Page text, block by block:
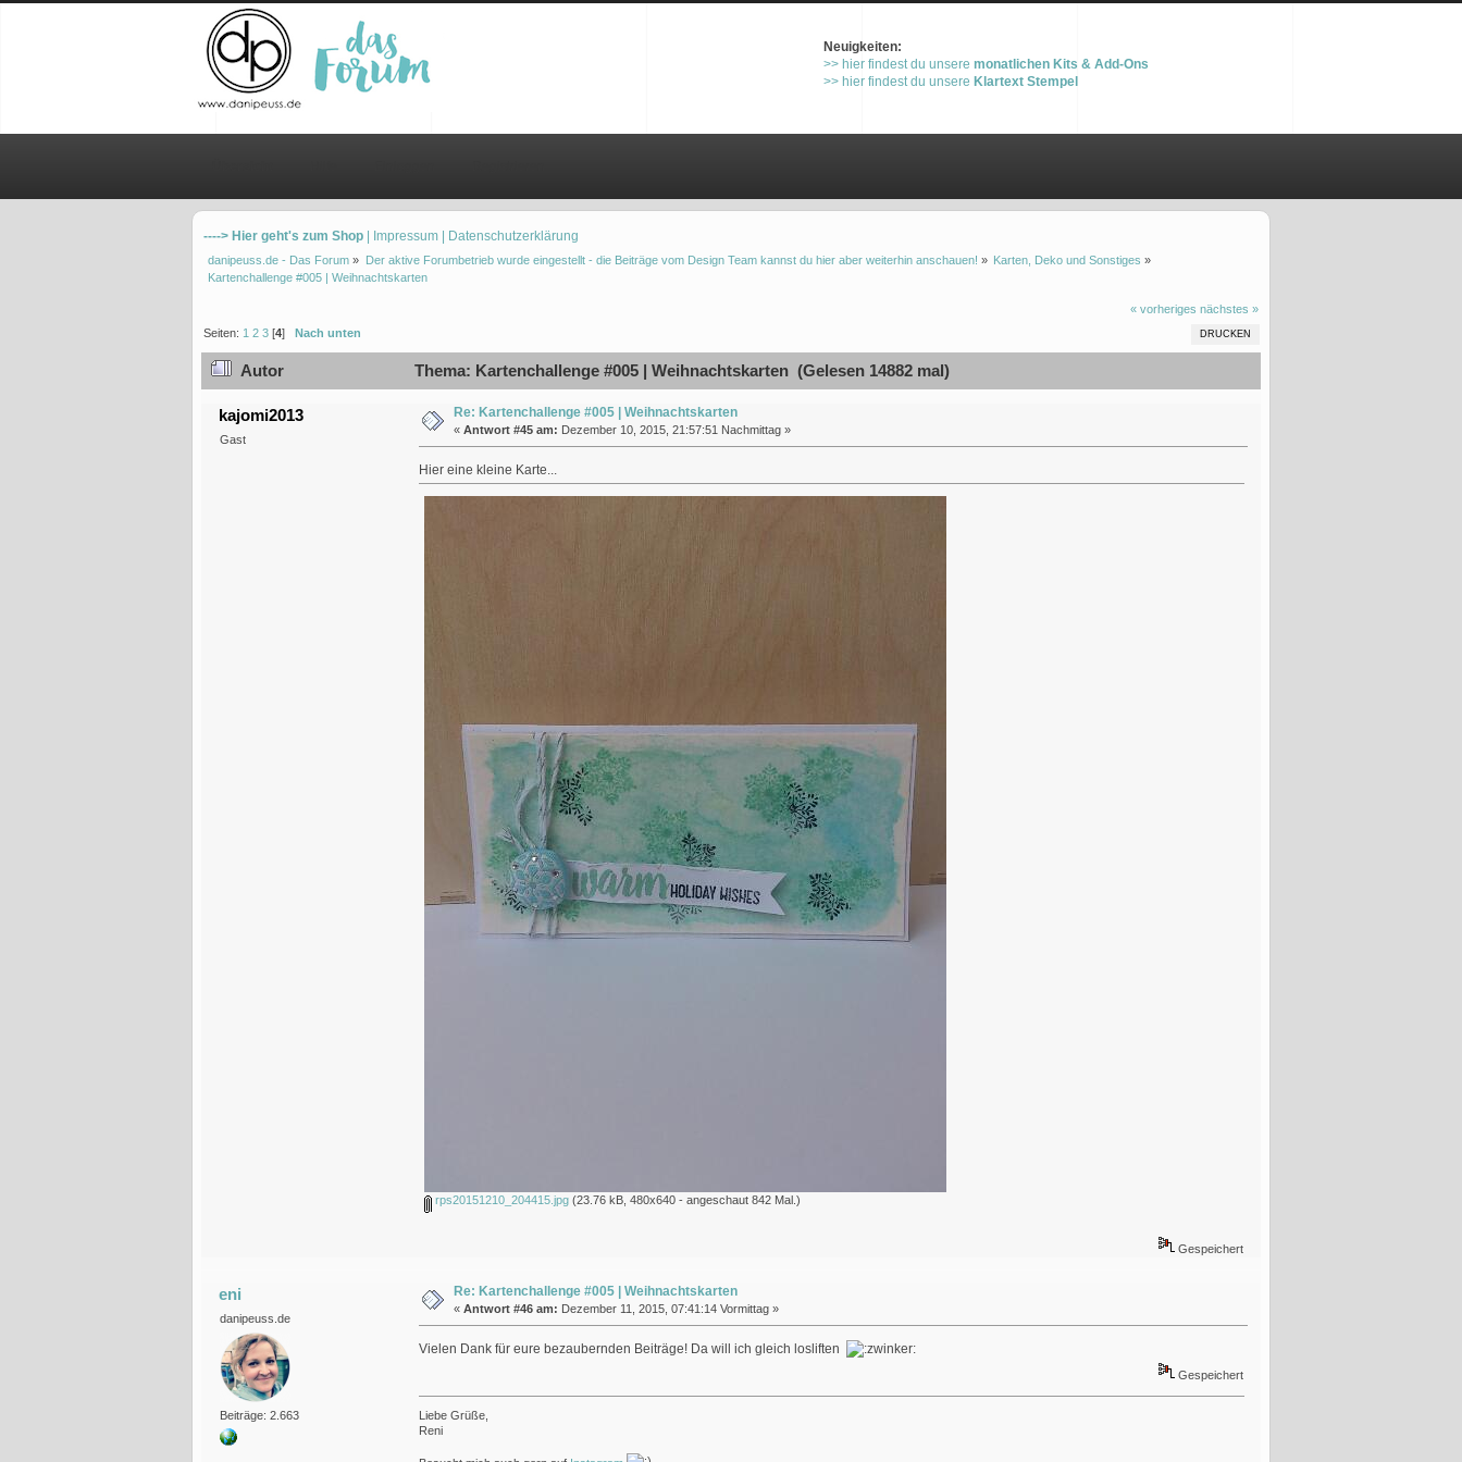
Neuigkeiten:
>> hier findest du unsere monatlichen Kits & Add-Ons
>> hier findest du unsere Klartext Stempel
----> Hier geht's zum Shop | Impressum | Datenschutzerklärung
danipeuss.de - Das Forum » Der aktive Forumbetrieb wurde eingestellt - die Beiträge vom Design Team kannst du hier aber weiterhin anschauen! » Karten, Deko und Sonstiges »
Kartenchallenge #005 | Weihnachtskarten
« vorheriges nächstes »
DRUCKEN
Seiten: 1 2 3 [4] Nach unten
Autor Thema: Kartenchallenge #005 | Weihnachtskarten (Gelesen 14882 mal)
kajomi2013
Gast
Re: Kartenchallenge #005 | Weihnachtskarten
« Antwort #45 am: Dezember 10, 2015, 21:57:51 Nachmittag »
Hier eine kleine Karte...
rps20151210_204415.jpg(23.76 kB, 480x640 - angeschaut 842 Mal.)
Gespeichert
eni
danipeuss.de
Beiträge: 2.663
Re: Kartenchallenge #005 | Weihnachtskarten
« Antwort #46 am: Dezember 11, 2015, 07:41:14 Vormittag »
Vielen Dank für eure bezaubernden Beiträge! Da will ich gleich losliften
Gespeichert
Liebe Grüße,
Reni